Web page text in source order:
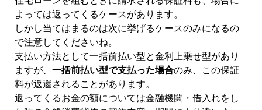
よっては返ってくるケースがあります。
しかし当てはまるのは次に挙げるケースのみになるの
で注意してくださいね。
支払い方法として一括前払い型と金利上乗せ型があり
ますが、 一括前払い型で支払った場合のみ、この保証
料が返還されることがあります。
返ってくるお金の額については金融機関・借入れをし